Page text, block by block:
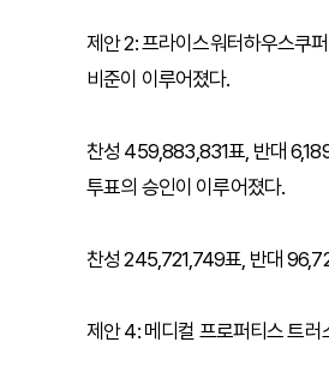
제안 2: 프라이스워터하우스쿠
비준이 이루어졌다.
찬성 459,883,831표, 반대
투표의 승인이 이루어졌다.
찬성 245,721,749표, 반대
제안 4: 메디컬 프로퍼티스 트